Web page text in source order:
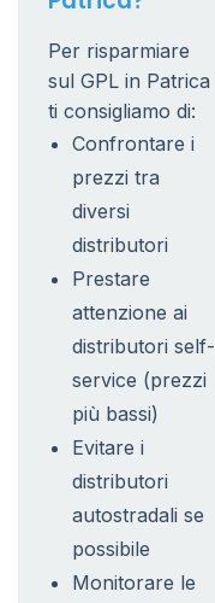
Per risparmiare
sul GPL in Patrica
ti consigliamo di:
Confrontare i
prezzi tra
diversi
distributori
Prestare
attenzione ai
distributori self-
service (prezzi
più bassi)
Evitare i
distributori
autostradali se
possibile
Monitorare le